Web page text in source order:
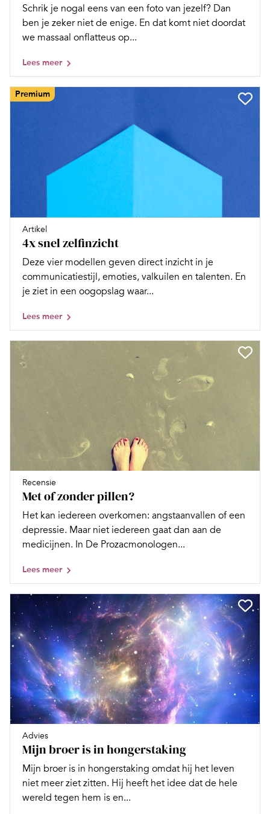
Schrik je nogal eens van een foto van jezelf? Dan
ben je zeker niet de enige. En dat komt niet doordat
we massaal onflatteus op...
Lees meer
Premium
Artikel
4x snel zelfinzicht
Deze vier modellen geven direct inzicht in je
communicatiestijl, emoties, valkuilen en talenten. En
je ziet in een oogopslag waar...
Lees meer
Recensie
Met of zonder pillen?
Het kan iedereen overkomen: angstaanvallen of een
depressie. Maar niet iedereen gaat dan aan de
medicijnen. In De Prozacmonologen...
Lees meer
Advies
Mijn broer is in hongerstaking
Mijn broer is in hongerstaking omdat hij het leven
niet meer ziet zitten. Hij heeft het idee dat de hele
wereld tegen hem is en...